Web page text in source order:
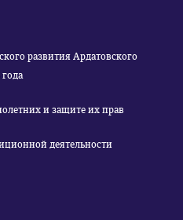
развития Ардатовского
и защите их прав
деятельности